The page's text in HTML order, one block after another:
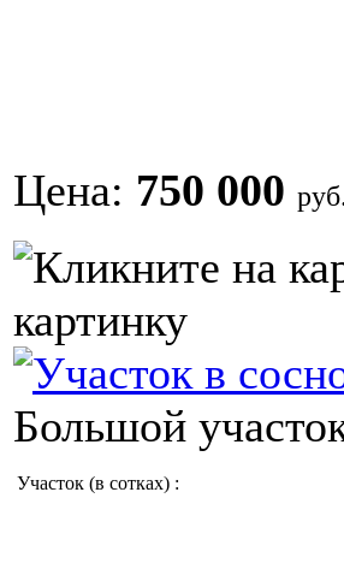
Цена: 750 000
картинку
Большой
Участок (в сотках) :